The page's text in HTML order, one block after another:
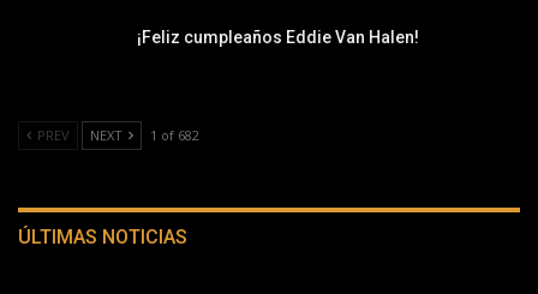
¡Feliz cumpleaños Eddie Van Halen!
PREV NEXT 1 of 682
ÚLTIMAS NOTICIAS